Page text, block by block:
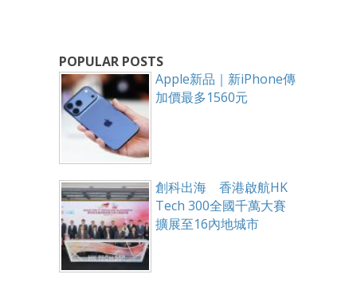
POPULAR POSTS
Apple新品｜新iPhone傳
加價最多1560元
創科出海 香港啟航HK
Tech 300全國千萬大賽
擴展至16內地城市